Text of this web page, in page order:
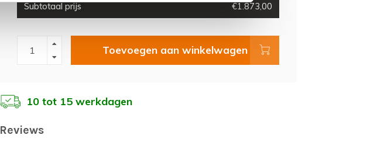
Subtotaal prijs €1.873,00
Toevoegen aan winkelwagen
10 tot 15 werkdagen
Reviews